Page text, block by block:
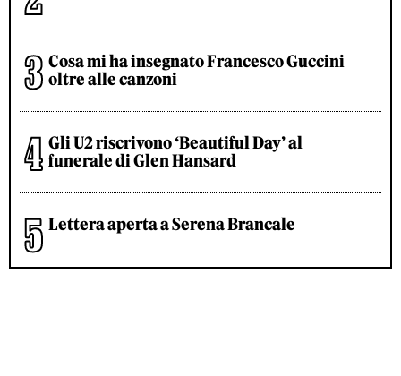
Cosa mi ha insegnato Francesco Guccini
oltre alle canzoni
Gli U2 riscrivono ‘Beautiful Day’ al
funerale di Glen Hansard
Lettera aperta a Serena Brancale